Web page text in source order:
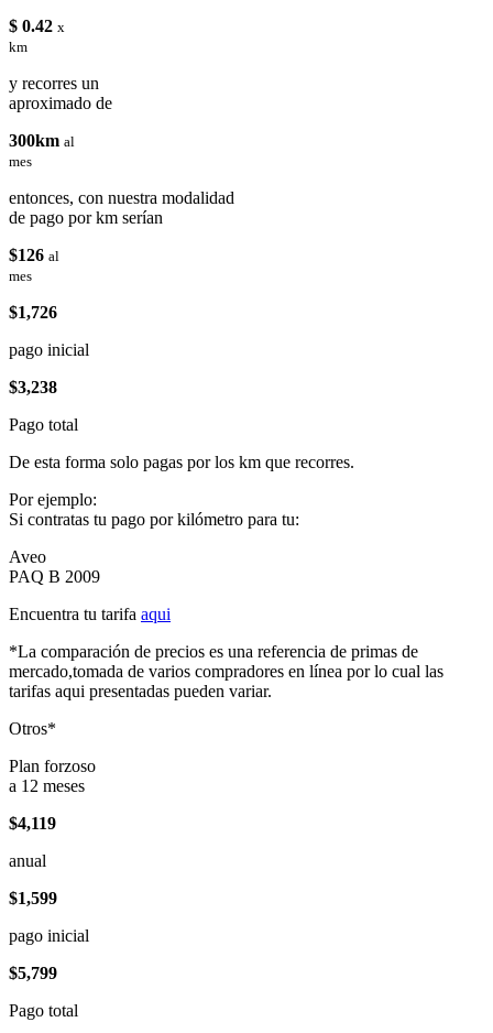
$ 0.42 x
km
y recorres un
aproximado de
300km al
mes
entonces, con nuestra modalidad
de pago por km serían
$126 al
mes
$1,726
pago inicial
$3,238
Pago total
De esta forma solo pagas por los km que recorres.
Por ejemplo:
Si contratas tu pago por kilómetro para tu:
Aveo
PAQ B 2009
Encuentra tu tarifa aqui
*La comparación de precios es una referencia de primas de
mercado,tomada de varios compradores en línea por lo cual las
tarifas aqui presentadas pueden variar.
Otros*
Plan forzoso
a 12 meses
$4,119
anual
$1,599
pago inicial
$5,799
Pago total